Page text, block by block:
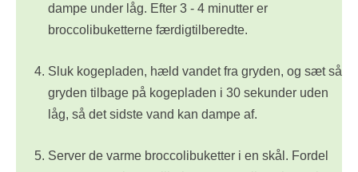
dampe under låg. Efter 3 - 4 minutter er
broccolibuketterne færdigtilberedte.
Sluk kogepladen, hæld vandet fra gryden, og sæt så
gryden tilbage på kogepladen i 30 sekunder uden
låg, så det sidste vand kan dampe af.
Server de varme broccolibuketter i en skål. Fordel